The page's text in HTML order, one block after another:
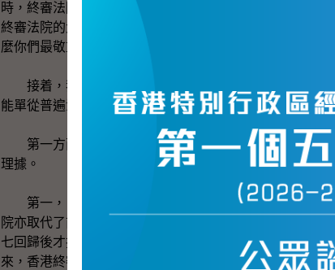
時，終審法院是會以此為依歸，不能也不會質疑。終審法
終審法院的大法官本身，都是尊重這個憲制秩序，我想反
麼你們最敬重的大法官，也尊重這個憲制秩序，你們會覺
接着，我想講兩方面的論點。第一，香港的普通法制
能單從普遍法的原則來出發。
第一方面，在《基本法》的框架下，香港的普通法制
理據。
第一，自香港回歸以後，自香港特區成立以來，香港
院亦取代了前樞密院對香港案件的終審權。這一個角色
七回歸後才擁有的。所以不論大家對《基本法》的解釋權
來，香港終審法院的角色更是加強了、擴闊了。